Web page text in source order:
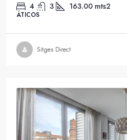
4 3 163.00 mts2
ÁTICOS
Sitges Direct